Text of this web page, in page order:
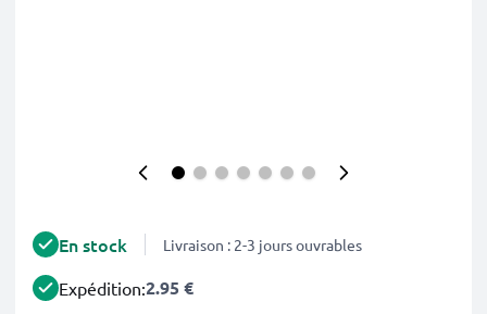
En stock Livraison : 2-3 jours ouvrables
Expédition:2.95 €